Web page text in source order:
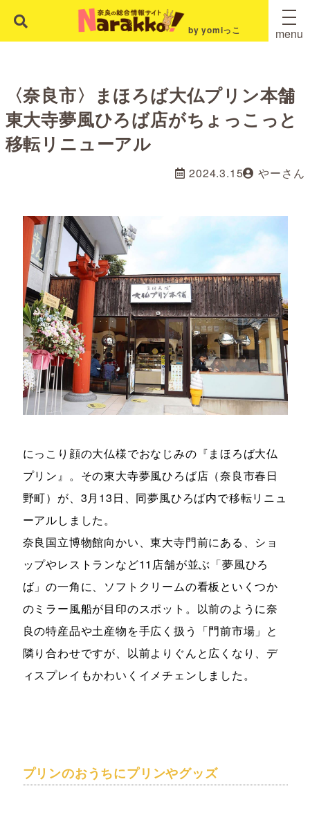
by yomiっこ menu
〈奈良市〉まほろば大仏プリン本舗
東大寺夢風ひろば店がちょっこっと
移転リニューアル
2024.3.15 やーさん
にっこり顔の大仏様でおなじみの『まほろば大仏
プリン』。その東大寺夢風ひろば店（奈良市春日
野町）が、3月13日、同夢風ひろば内で移転リニュ
ーアルしました。
奈良国立博物館向かい、東大寺門前にある、ショ
ップやレストランなど11店舗が並ぶ「夢風ひろ
ば」の一角に、ソフトクリームの看板といくつか
のミラー風船が目印のスポット。以前のように奈
良の特産品や土産物を手広く扱う「門前市場」と
隣り合わせですが、以前よりぐんと広くなり、デ
ィスプレイもかわいくイメチェンしました。
プリンのおうちにプリンやグッズ